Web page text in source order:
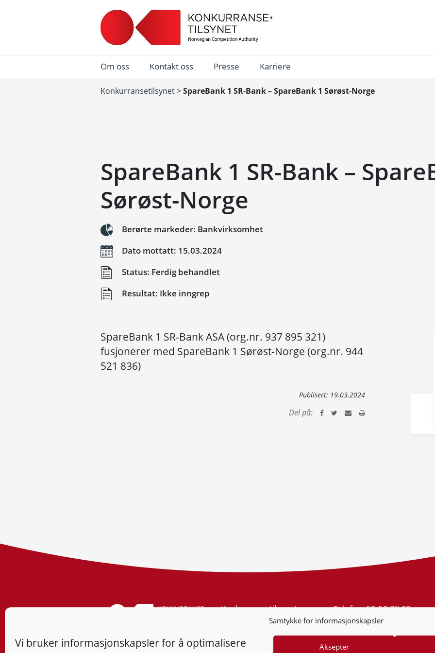
Samtykke for informasjonskapsler
Vi bruker informasjonskapsler for å optimalisere
Aksepter
Om oss Kontakt oss Presse Karriere
Konkurransetilsynet>SpareBank 1 SR-Bank – SpareBank 1 Sørøst-Norge
SpareBank 1 SR-Bank –
Sørøst-Norge
Berørte markeder: Bankvirksomhet
Dato mottatt: 15.03.2024
Status: Ferdig behandlet
Resultat: Ikke inngrep
SpareBank 1 SR-Bank ASA (org.nr. 937 895 321)
fusjonerer med SpareBank 1 Sørøst-Norge (org.nr. 944
521 836)
Publisert: 19.03.2024
Del på:
Konkurransetilsynet
Postboks 439 Sentrum
Org.nr: 974 761 246
Telefon:55 59 75 00
E-post:post@kt.no
Nyhetsvarsel >>